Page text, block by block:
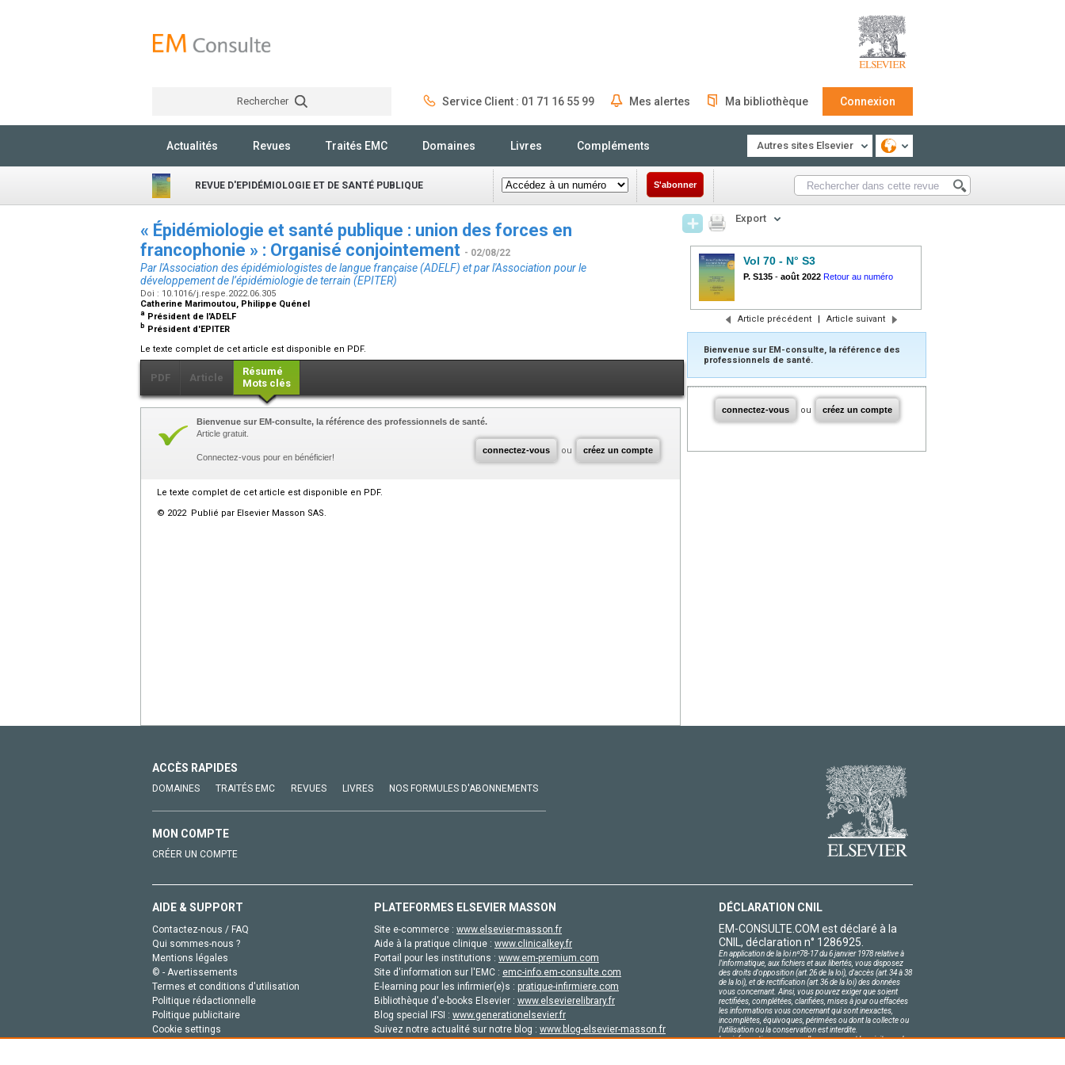
Rechercher Service Client : 01 71 16 55 99 Mes alertes Ma bibliothèque Connexion
Actualités Revues Traités EMC Domaines Livres Compléments Autres sites Elsevier
REVUE D'EPIDÉMIOLOGIE ET DE SANTÉ PUBLIQUE S'abonner
« Épidémiologie et santé publique : union des forces en
francophonie » : Organisé conjointement - 02/08/22
Par l'Association des épidémiologistes de langue française (ADELF) et par l'Association pour le
développement de l’épidémiologie de terrain (EPITER)
Doi : 10.1016/j.respe.2022.06.305
Catherine Marimoutou, Philippe Quénel
a Président de l'ADELF
b Président d'EPITER
Le texte complet de cet article est disponible en PDF.
PDF Article
Résumé
Mots clés
connectez-vous ou créez un compte
Bienvenue sur EM-consulte, la référence des professionnels de santé.
Article gratuit.
Connectez-vous pour en bénéficier!
Le texte complet de cet article est disponible en PDF.
© 2022 Publié par Elsevier Masson SAS.
Export
Vol 70 - N° S3
P. S135 - août 2022 Retour au numéro
Article précédent | Article suivant
Bienvenue sur EM-consulte, la référence des
professionnels de santé.
connectez-vous ou créez un compte
ACCÈS RAPIDES
DOMAINES TRAITÉS EMC REVUES LIVRES NOS FORMULES D'ABONNEMENTS
MON COMPTE
CRÉER UN COMPTE
AIDE & SUPPORT
Contactez-nous / FAQ
Qui sommes-nous ?
Mentions légales
© - Avertissements
Termes et conditions d'utilisation
Politique rédactionnelle
Politique publicitaire
Cookie settings
PLATEFORMES ELSEVIER MASSON
Site e-commerce : www.elsevier-masson.fr
Aide à la pratique clinique : www.clinicalkey.fr
Portail pour les institutions : www.em-premium.com
Site d'information sur l'EMC : emc-info.em-consulte.com
E-learning pour les infirmier(e)s : pratique-infirmiere.com
Bibliothèque d'e-books Elsevier : www.elsevierelibrary.fr
Blog special IFSI : www.generationelsevier.fr
Suivez notre actualité sur notre blog : www.blog-elsevier-masson.fr
DÉCLARATION CNIL
EM-CONSULTE.COM est déclaré à la
CNIL, déclaration n° 1286925.
En application de la loi nº78-17 du 6 janvier 1978 relative à
l'informatique, aux fichiers et aux libertés, vous disposez
des droits d'opposition (art.26 de la loi), d'accès (art.34 à 38
de la loi), et de rectification (art.36 de la loi) des données
vous concernant. Ainsi, vous pouvez exiger que soient
rectifiées, complétées, clarifiées, mises à jour ou effacées
les informations vous concernant qui sont inexactes,
incomplètes, équivoques, périmées ou dont la collecte ou
l'utilisation ou la conservation est interdite.
Les informations personnelles concernant les visiteurs de